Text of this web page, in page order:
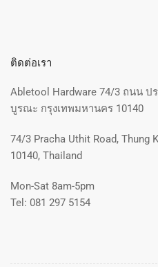
ติดต่อเรา
Abletool Hardware 74/3 ถนน
บูรณะ กรุงเทพมหานคร 10140
74/3 Pracha Uthit Road, Thung
10140, Thailand
Mon-Sat 8am-5pm
Tel: 081 297 5154